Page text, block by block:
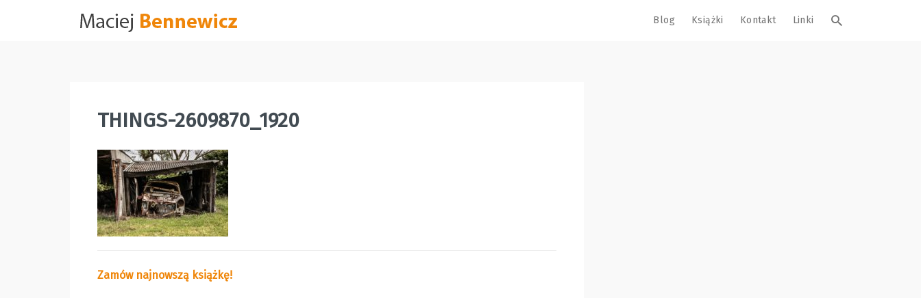
Blog Książki Kontakt Linki
THINGS-2609870_1920
Zamów najnowszą książkę!